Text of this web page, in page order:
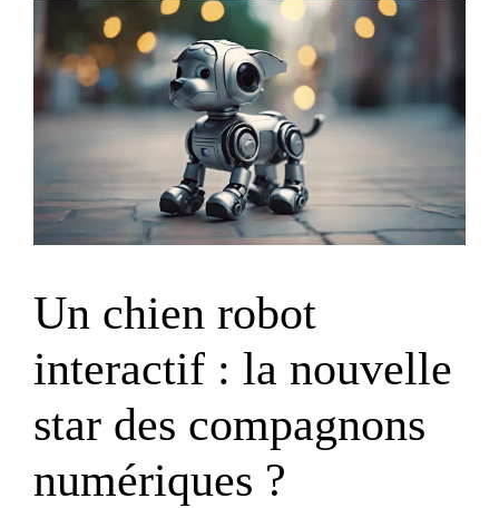
Un chien robot
interactif : la nouvelle
star des compagnons
numériques ?